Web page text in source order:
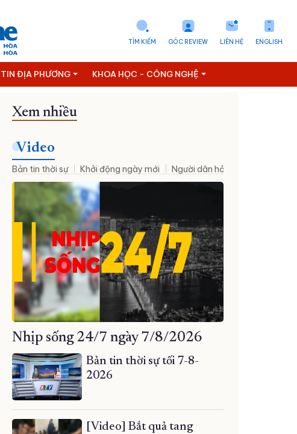
ENGLISH
LIÊN HỆ
GÓC REVIEW
TÌM KIẾM
TIN ĐỊA PHƯƠNG KHOA HỌC - CÔNG NGHỆ
lý Tuyển dụng
Xem nhiều
Video
Bản tin thời sự Khởi động ngày mới Người dân hỏi – Cơ quan nhà
Nhịp sống 24/7 ngày 7/8/2026
Bản tin thời sự tối 7-8-
2026
[Video] Bắt quả tang